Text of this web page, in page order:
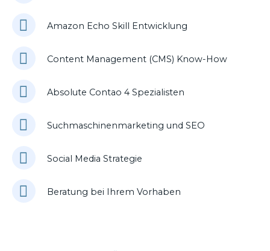
Amazon Echo Skill Entwicklung
Content Management (CMS) Know-How
Absolute Contao 4 Spezialisten
Suchmaschinenmarketing und SEO
Social Media Strategie
Beratung bei Ihrem Vorhaben